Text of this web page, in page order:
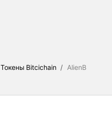
Токены Bitcichain / AlienB